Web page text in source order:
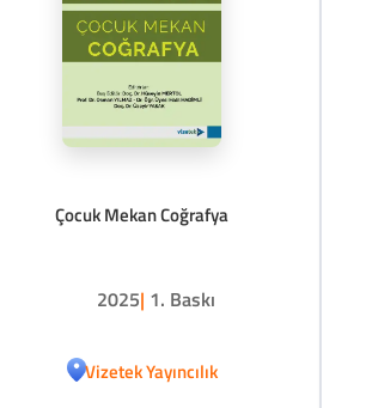
Çocuk Mekan Coğrafya
2025| 1. Baskı
Vizetek Yayıncılık